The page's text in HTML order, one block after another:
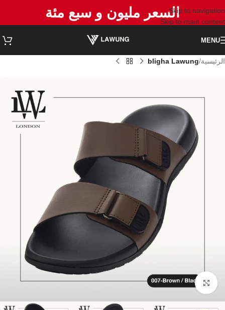
Skip to navigation
Skip to main content
السعر مليون و سبع مئة
MENU
الرئيسية bligha Lawung
Click to enlarge